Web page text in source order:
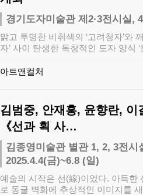
경기도자미술관 제2·3전시실,
맑고 투명한 비취색의 ‘고려청자’와
자’ 사이 탄생한 독창적인 도자 양식
아트앤컬처
김범중, 안재홍, 윤향란, 이
《선과 획 사…
김종영미술관 별관 1, 2, 3전시
2025.4.4(금)~6.8 (일)
예술의 시작은 선(線)이었다. 아득한
로 동굴 벽화에 추상적인 이미지를